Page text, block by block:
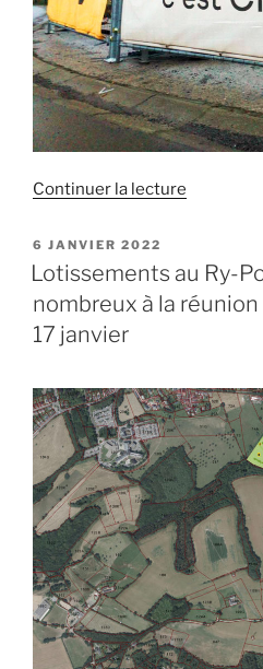
Continuer la lecture
fois
plus
de
Bruyères
?
Est-
ce
vraiment
si
CHUper
? »
PUBLIÉ
LE
6 JANVIER 2022
Lotissements au Ry-
nombreux à la
17 janvier